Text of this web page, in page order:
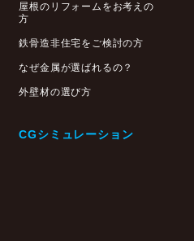
屋根のリフォームをお考えの
方
鉄骨造非住宅をご検討の方
なぜ金属が選ばれるの？
外壁材の選び方
CGシミュレーション